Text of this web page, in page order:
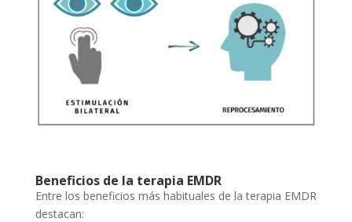
Beneficios de la terapia EMDR
Entre los beneficios más habituales de la terapia EMDR
destacan: